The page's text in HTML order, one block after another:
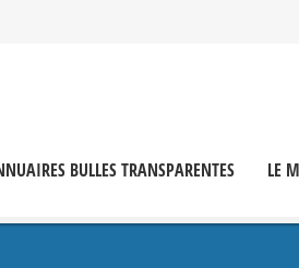
BULLES TRANSPARENTES LE